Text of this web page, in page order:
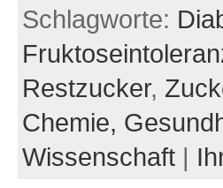
Schlagworte:
Restzucker,
Chemie,
Wissenschaft|